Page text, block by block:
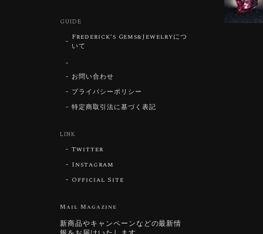
GUIDE
Frederick’s Gems&Jewelryにつ
いて
お問い合わせ
プライバシーポリシー
特定商取引法に基づく表記
LINK
Twitter
Instagram
Official Site
Mail Magazine
新商品やキャンペーンなどの最新情